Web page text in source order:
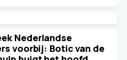
Nederlandse
voorbij: Botic van de